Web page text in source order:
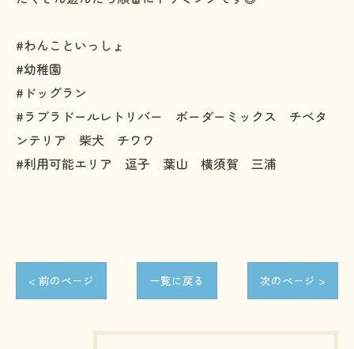
#わんこといっしょ
#幼稚園
#ドッグラン
#ラブラドールレトリバー ボーダーミックス チベタ
ンテリア 柴犬 チワワ
#利用可能エリア 逗子 葉山 横須賀 三浦
< 前のページ 一覧に戻る 次のページ >